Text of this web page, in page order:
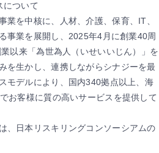
について
業を中核に、人材、介護、保育、IT、
事業を展開し、2025年4月に創業40周
以来「為世為人（いせいいじん）」を
を生かし、連携しながらシナジーを最
モデルにより、国内340拠点以上、海
お客様に質の高いサービスを提供して
、日本リスキリングコンソーシアムの